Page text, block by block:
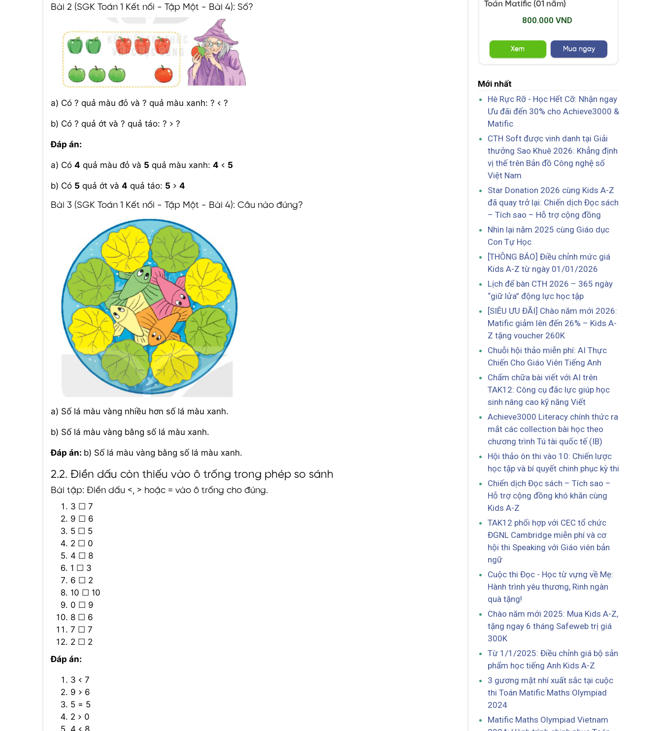
Bài 2 (SGK Toán 1 Kết nối - Tập Một - Bài 4): Số?
a) Có ? quả màu đỏ và ? quả màu xanh: ? < ?
b) Có ? quả ớt và ? quả táo: ? > ?
Đáp án:
a) Có 4 quả màu đỏ và 5 quả màu xanh: 4 < 5
b) Có 5 quả ớt và 4 quả táo: 5 > 4
Bài 3 (SGK Toán 1 Kết nối - Tập Một - Bài 4): Câu nào đúng?
a) Số lá màu vàng nhiều hơn số lá màu xanh.
b) Số lá màu vàng bằng số lá màu xanh.
Đáp án: b) Số lá màu vàng bằng số lá màu xanh.
2.2. Điền dấu còn thiếu vào ô trống trong phép so sánh
Bài tập: Điền dấu <, > hoặc = vào ô trống cho đúng.
3 ☐ 7
9 ☐ 6
5 ☐ 5
2 ☐ 0
4 ☐ 8
1 ☐ 3
6 ☐ 2
10 ☐ 10
0 ☐ 9
8 ☐ 6
7 ☐ 7
2 ☐ 2
Đáp án:
3 < 7
9 > 6
5 = 5
2 > 0
4 < 8
Toán Matific (01 năm)
800.000 VND
Xem Mua ngay
Mới nhất
Hè Rực Rỡ - Học Hết Cỡ: Nhận ngay
Ưu đãi đến 30% cho Achieve3000 &
Matific
CTH Soft được vinh danh tại Giải
thưởng Sao Khuê 2026: Khẳng định
vị thế trên Bản đồ Công nghệ số
Việt Nam
Star Donation 2026 cùng Kids A-Z
đã quay trở lại: Chiến dịch Đọc sách
– Tích sao – Hỗ trợ cộng đồng
Nhìn lại năm 2025 cùng Giáo dục
Con Tự Học
[THÔNG BÁO] Điều chỉnh mức giá
Kids A-Z từ ngày 01/01/2026
Lịch để bàn CTH 2026 – 365 ngày
“giữ lửa” động lực học tập
[SIÊU ƯU ĐÃI] Chào năm mới 2026:
Matific giảm lên đến 26% – Kids A-
Z tặng voucher 260K
Chuỗi hội thảo miễn phí: AI Thực
Chiến Cho Giáo Viên Tiếng Anh
Chấm chữa bài viết với AI trên
TAK12: Công cụ đắc lực giúp học
sinh nâng cao kỹ năng Viết
Achieve3000 Literacy chính thức ra
mắt các collection bài học theo
chương trình Tú tài quốc tế (IB)
Hội thảo ôn thi vào 10: Chiến lược
học tập và bí quyết chinh phục kỳ thi
Chiến dịch Đọc sách – Tích sao –
Hỗ trợ cộng đồng khó khăn cùng
Kids A-Z
TAK12 phối hợp với CEC tổ chức
ĐGNL Cambridge miễn phí và cơ
hội thi Speaking với Giáo viên bản
ngữ
Cuộc thi Đọc - Học từ vựng về Mẹ:
Hành trình yêu thương, Rinh ngàn
quà tặng!
Chào năm mới 2025: Mua Kids A-Z,
tặng ngay 6 tháng Safeweb trị giá
300K
Từ 1/1/2025: Điều chỉnh giá bộ sản
phẩm học tiếng Anh Kids A-Z
3 gương mặt nhí xuất sắc tại cuộc
thi Toán Matific Maths Olympiad
2024
Matific Maths Olympiad Vietnam